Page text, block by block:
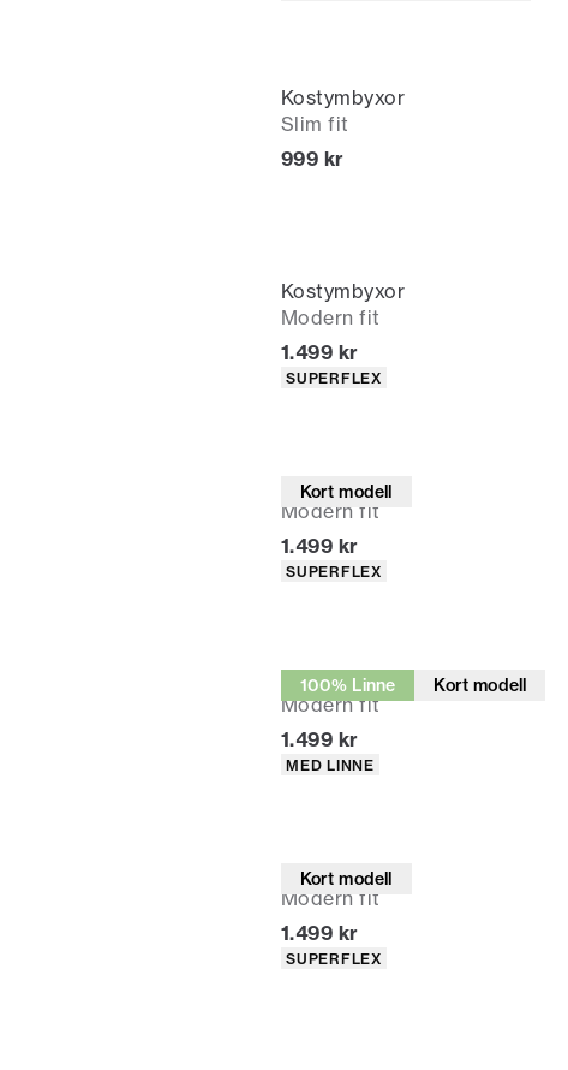
Kostymbyxor
Slim fit
Nuvarande pris
999 kr
Kostymbyxor
Modern fit
Nuvarande pris
1.499 kr
Produktattribut
SUPERFLEX
Kort modell
Kostymbyxor
Modern fit
Nuvarande pris
1.499 kr
Produktattribut
SUPERFLEX
100% Linne Kort modell
Kostymbyxor
Modern fit
Nuvarande pris
1.499 kr
Produktattribut
MED LINNE
Kort modell
Kostymbyxor
Modern fit
Nuvarande pris
1.499 kr
Produktattribut
SUPERFLEX